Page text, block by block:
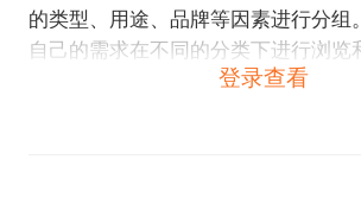
的类型、用途、品牌等因素进行分组
自己的需求在不同的分类下进行浏览
登录查看